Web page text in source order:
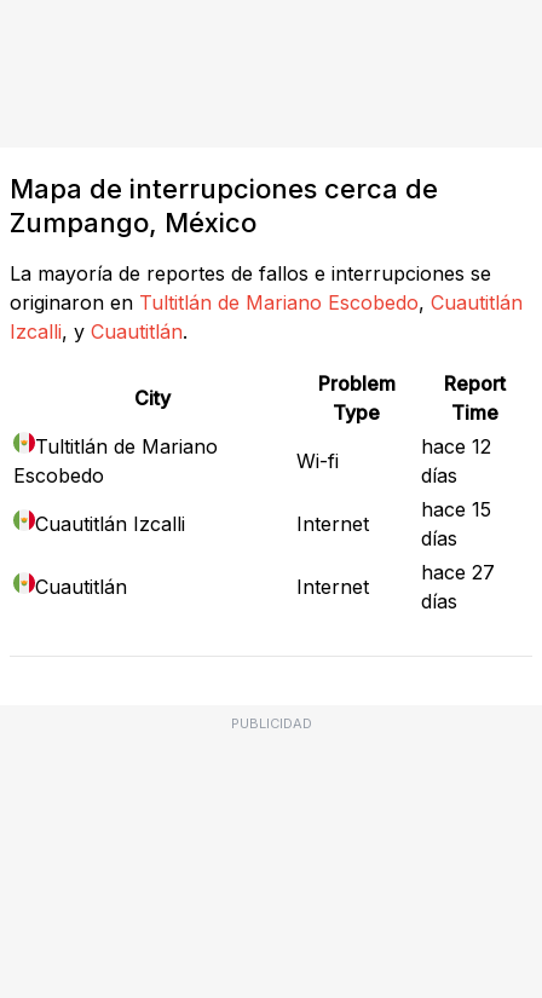
Mapa de interrupciones cerca de
Zumpango, México
La mayoría de reportes de fallos e interrupciones se
originaron en Tultitlán de Mariano Escobedo, Cuautitlán
Izcalli, y Cuautitlán.
City
Problem
Type
Report
Time
Tultitlán de Mariano
Escobedo
Wi-fi
hace 12
días
Cuautitlán Izcalli
Internet
hace 15
días
Cuautitlán
Internet
hace 27
días
PUBLICIDAD